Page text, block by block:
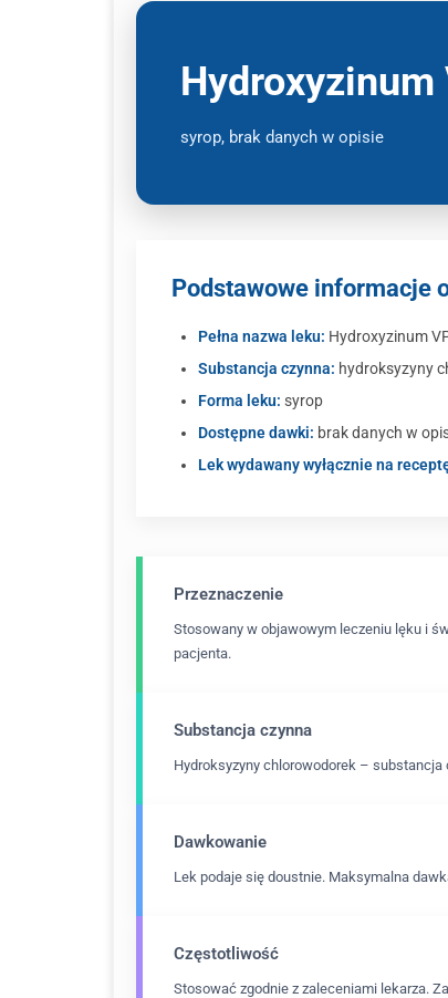
Hydroxyzinum
syrop, brak danych w opisie
Podstawowe informacje
Pełna nazwa leku: Hydroxyzinum
Substancja czynna: hydroksyzyny
Forma leku: syrop
Dostępne dawki: brak danych w
Lek wydawany wyłącznie na
Przeznaczenie
Stosowany w objawowym leczeniu lęku i
pacjenta.
Substancja czynna
Hydroksyzyny chlorowodorek –
Dawkowanie
Lek podaje się doustnie. Maksymalna
Częstotliwość
Stosować zgodnie z zaleceniami lekarza.